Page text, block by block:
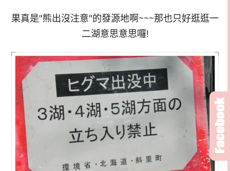
果真是"熊出沒注意"的發源地啊~~~那也只好逛逛一
二湖意思意思囉!